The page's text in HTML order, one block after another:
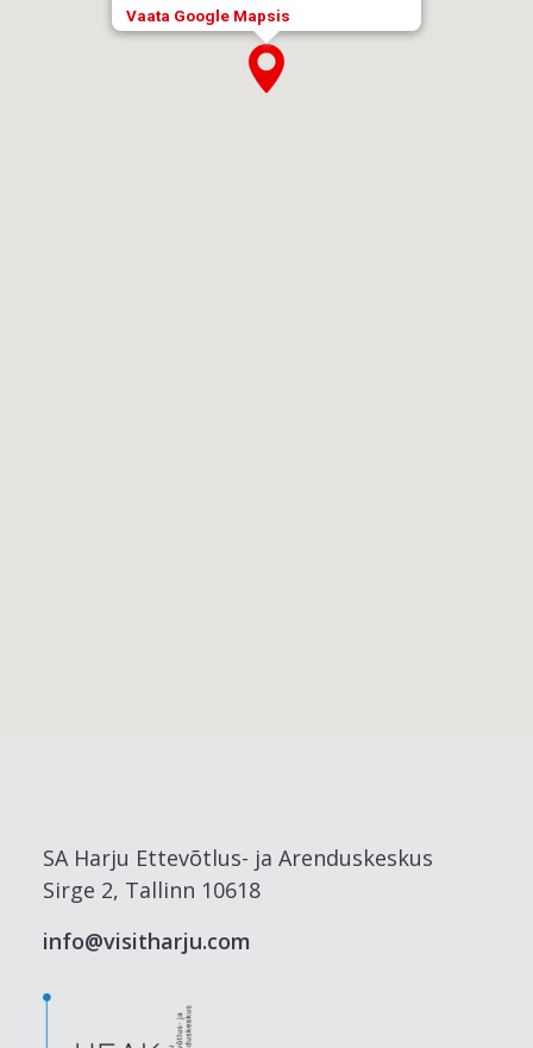
Vaata Google Mapsis
SA Harju Ettevõtlus- ja Arenduskeskus
Sirge 2, Tallinn 10618
info@visitharju.com